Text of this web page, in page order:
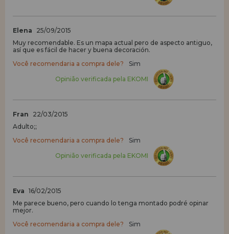
Elena
25/09/2015
Muy recomendable. Es un mapa actual pero de aspecto antiguo,
así que es fácil de hacer y buena decoración.
Você recomendaria a compra dele?
Sim
Opinião verificada pela EKOMI
Fran
22/03/2015
Adulto;;
Você recomendaria a compra dele?
Sim
Opinião verificada pela EKOMI
Eva 16/02/2015
Me parece bueno, pero cuando lo tenga montado podré opinar
mejor.
Você recomendaria a compra dele?
Sim